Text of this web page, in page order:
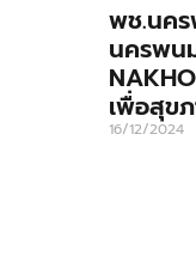
พช.นค
นครพน
เพื่อสุข
16/12/2024